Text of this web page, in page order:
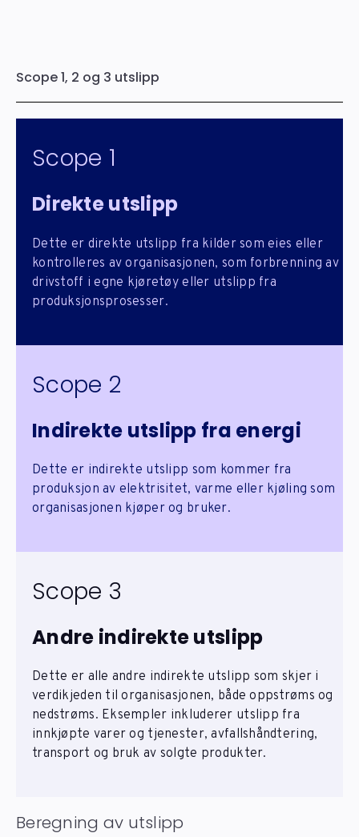
Scope 1, 2 og 3 utslipp
Scope 1
Direkte utslipp
Dette er direkte utslipp fra kilder som eies eller
kontrolleres av organisasjonen, som forbrenning av
drivstoff i egne kjøretøy eller utslipp fra
produksjonsprosesser.
Scope 2
Indirekte utslipp fra energi
Dette er indirekte utslipp som kommer fra
produksjon av elektrisitet, varme eller kjøling som
organisasjonen kjøper og bruker.
Scope 3
Andre indirekte utslipp
Dette er alle andre indirekte utslipp som skjer i
verdikjeden til organisasjonen, både oppstrøms og
nedstrøms. Eksempler inkluderer utslipp fra
innkjøpte varer og tjenester, avfallshåndtering,
transport og bruk av solgte produkter.
Beregning av utslipp